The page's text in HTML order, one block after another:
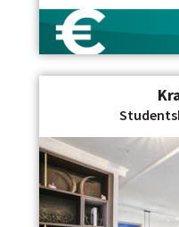
grada. Stan se sastoji
i svetlog dnevnog
sobe, kuhinje i
orijentaciji, stan je
što prostoru daje
atmosferu. U stanu su
počinju od 1,8 m
karakter. Kompletno je
i vodovodne
prozori, a grejanje je
optimalnu kontrolu
zakupa je godinu
ljubimci. Depozit u
predstavlja jednu od